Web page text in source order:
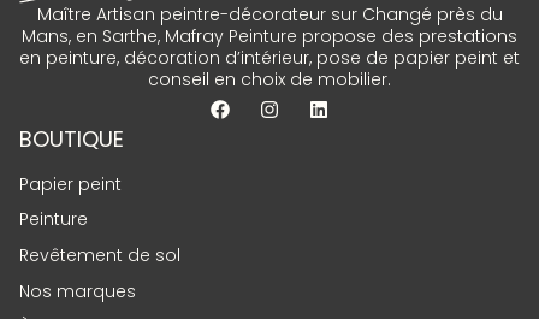
Maître Artisan peintre-décorateur sur Changé près du
Mans, en Sarthe, Mafray Peinture propose des prestations
en peinture, décoration d’intérieur, pose de papier peint et
conseil en choix de mobilier.
BOUTIQUE
Papier peint
Peinture
Revêtement de sol
Nos marques